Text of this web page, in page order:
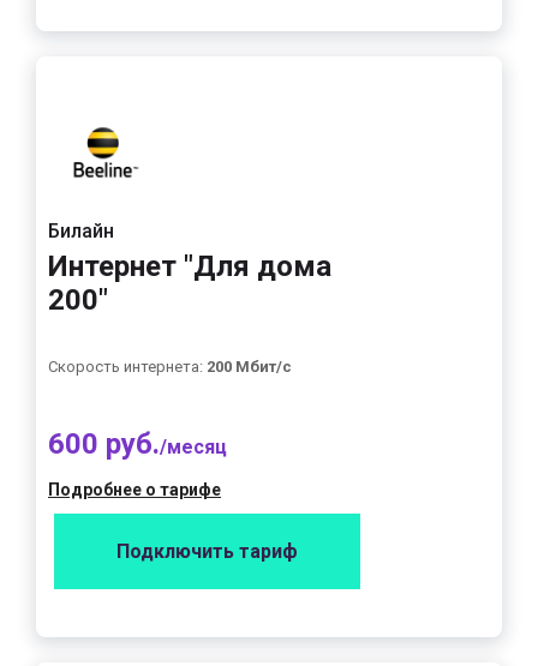
Билайн
Интернет "Для дома
200"
Скорость интернета: 200 Мбит/с
600 руб./месяц
Подробнее о тарифе
Подключить тариф